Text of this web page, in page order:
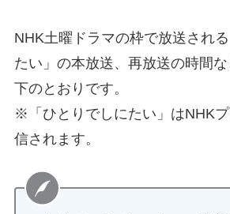
NHK土曜ドラマの枠で放送され
たい」の本放送、再放送の時間
下のとおりです。
※「ひとりでしにたい」はNHK
信されます。